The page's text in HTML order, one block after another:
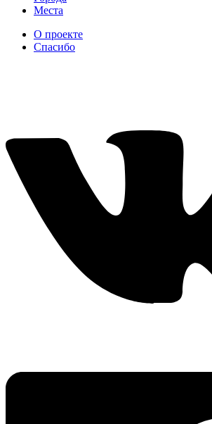
Места
О проекте
Спасибо